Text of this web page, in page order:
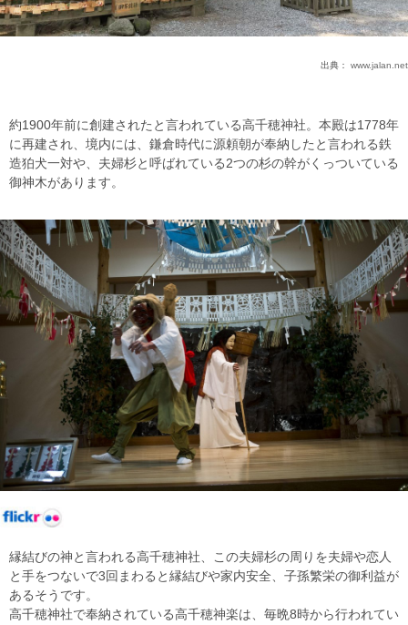
出典： www.jalan.net
約1900年前に創建されたと言われている高千穂神社。本殿は1778年
に再建され、境内には、鎌倉時代に源頼朝が奉納したと言われる鉄
造狛犬一対や、夫婦杉と呼ばれている2つの杉の幹がくっついている
御神木があります。
縁結びの神と言われる高千穂神社、この夫婦杉の周りを夫婦や恋人
と手をつないで3回まわると縁結びや家内安全、子孫繁栄の御利益が
あるそうです。
高千穂神社で奉納されている高千穂神楽は、毎晩8時から行われてい